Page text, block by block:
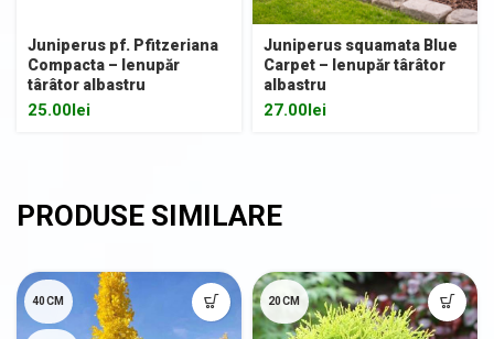
Juniperus pf. Pfitzeriana
Compacta – Ienupăr
târâtor albastru
25.00lei
Juniperus squamata Blue
Carpet – Ienupăr târâtor
albastru
27.00lei
40CM 20CM